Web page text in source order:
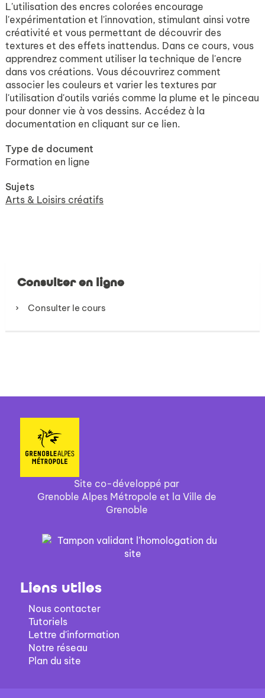
L'utilisation des encres colorées encourage
l'expérimentation et l'innovation, stimulant ainsi votre
créativité et vous permettant de découvrir des
textures et des effets inattendus. Dans ce cours, vous
apprendrez comment utiliser la technique de l'encre
dans vos créations. Vous découvrirez comment
associer les couleurs et varier les textures par
l'utilisation d'outils variés comme la plume et le pinceau
pour donner vie à vos dessins. Accédez à la
documentation en cliquant sur ce lien.
Type de document
Formation en ligne
Sujets
Arts & Loisirs créatifs
Consulter en ligne
Consulter le cours
Site co-développé par
Grenoble Alpes Métropole et la Ville de
Grenoble
Liens utiles
Nous contacter
Tutoriels
Lettre d'information
Notre réseau
Plan du site